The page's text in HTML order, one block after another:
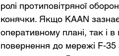
ролі протиповітряної
конячки. Якщо KAAN
оперативному плані, так і
повернення до мережі F-35